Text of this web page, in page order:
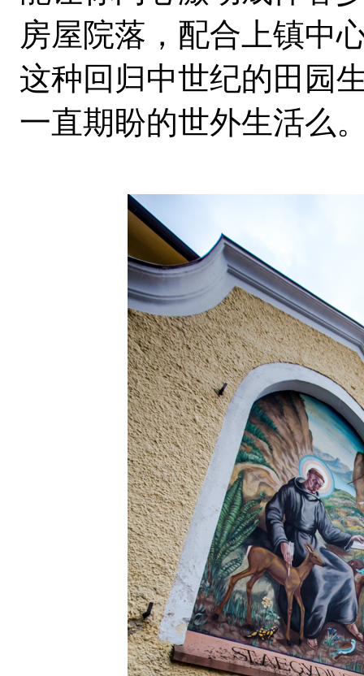
房屋院落，配合上镇中
这种回归中世纪的田园
一直期盼的世外生活么